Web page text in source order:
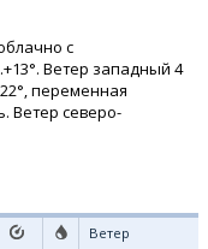
с
Ветер западный 4
переменная
Ветер северо-
Ветер